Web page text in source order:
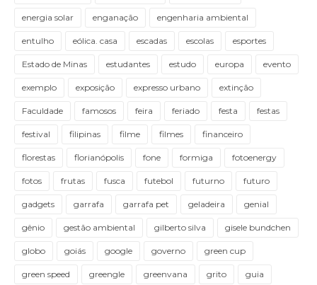
energia solar enganação engenharia ambiental
entulho eólica. casa escadas escolas esportes
Estado de Minas estudantes estudo europa evento
exemplo exposição expresso urbano extinção
Faculdade famosos feira feriado festa festas
festival filipinas filme filmes financeiro
florestas florianópolis fone formiga fotoenergy
fotos frutas fusca futebol futurno futuro
gadgets garrafa garrafa pet geladeira genial
gênio gestão ambiental gilberto silva gisele bundchen
globo goiás google governo green cup
green speed greengle greenvana grito guia